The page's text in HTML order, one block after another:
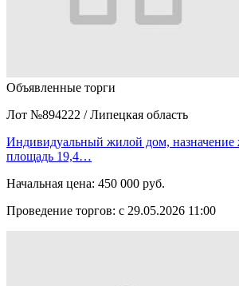
Объявленные торги
Лот №894222 / Липецкая область
Индивидуальный жилой дом, назначение
площадь 19,4…
Начальная цена: 450 000 руб.
Проведение торгов: с 29.05.2026 11:00